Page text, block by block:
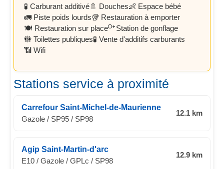
🧪 Carburant additivé🚿 Douches👶 Espace bébé
🚛 Piste poids lourds🥡 Restauration à emporter
🍽️ Restauration sur place
Station de gonflage
🚻 Toilettes publiques🧪 Vente d'additifs carburants
📶 Wifi
Stations service à proximité
Carrefour Saint-Michel-de-Maurienne
Gazole / SP95 / SP98
12.1 km
Agip Saint-Martin-d'arc
E10 / Gazole / GPLc / SP98
12.9 km